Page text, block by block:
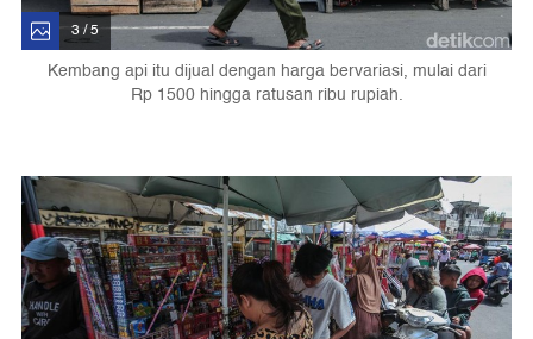
3 / 5
Kembang api itu dijual dengan harga bervariasi, mulai dari
Rp 1500 hingga ratusan ribu rupiah.